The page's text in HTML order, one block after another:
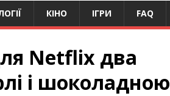
КІНО ІГРИ FAQ
Netflix два
і шоколадною